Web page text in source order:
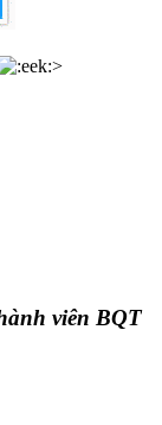
>
viên BQT